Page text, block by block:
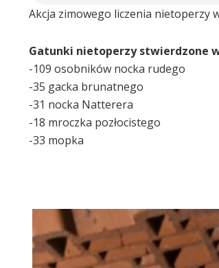
Akcja zimowego liczenia nietoperzy
Gatunki nietoperzy stwierdzone
-109 osobników nocka rudego
-35 gacka brunatnego
-31 nocka Natterera
-18 mroczka pozłocistego
-33 mopka